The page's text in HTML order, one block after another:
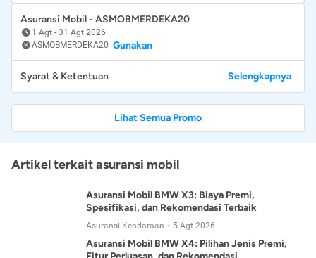
Asuransi Mobil - ASMOBMERDEKA20
1 Agt - 31 Agt 2026
ASMOBMERDEKA20 Gunakan
Syarat & Ketentuan Selengkapnya
Lihat Semua Promo
Artikel terkait asuransi mobil
Asuransi Mobil BMW X3: Biaya Premi,
Spesifikasi, dan Rekomendasi Terbaik
Asuransi Kendaraan 5 Agt 2026
Asuransi Mobil BMW X4: Pilihan Jenis Premi,